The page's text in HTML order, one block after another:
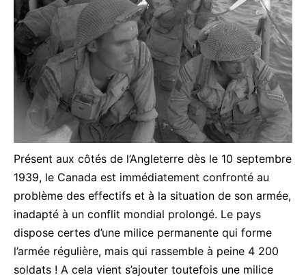
Présent aux côtés de l’Angleterre dès le 10 septembre
1939, le Canada est immédiatement confronté au
problème des effectifs et à la situation de son armée,
inadapté à un conflit mondial prolongé. Le pays
dispose certes d’une milice permanente qui forme
l’armée régulière, mais qui rassemble à peine 4 200
soldats ! A cela vient s’ajouter toutefois une milice